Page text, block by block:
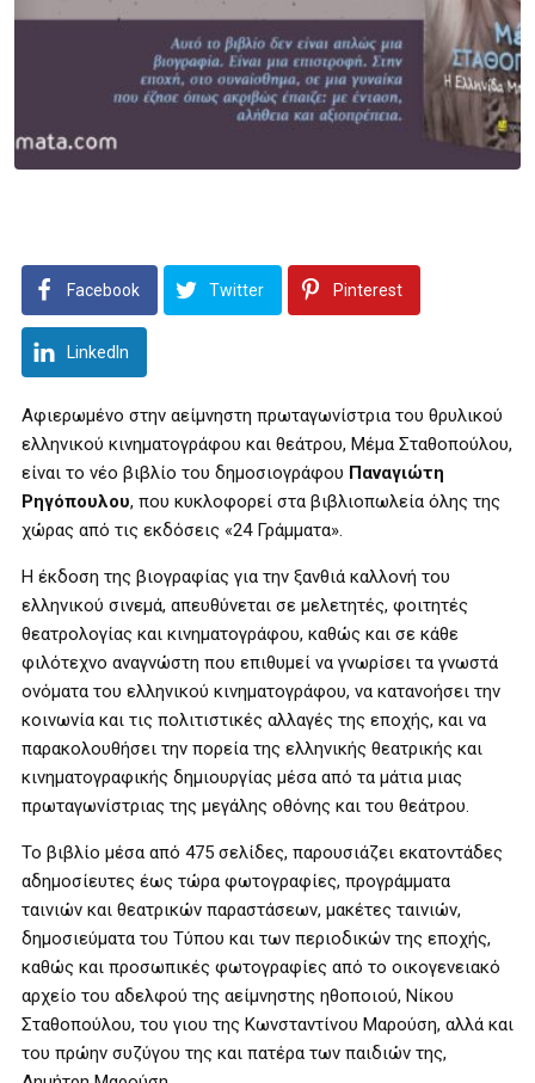
Facebook Twitter Pinterest
LinkedIn
Αφιερωμένο στην αείμνηστη πρωταγωνίστρια του θρυλικού
ελληνικού κινηματογράφου και θεάτρου, Μέμα Σταθοπούλου,
είναι το νέο βιβλίο του δημοσιογράφου Παναγιώτη
Ρηγόπουλου, που κυκλοφορεί στα βιβλιοπωλεία όλης της
χώρας από τις εκδόσεις «24 Γράμματα».
Η έκδοση της βιογραφίας για την ξανθιά καλλονή του
ελληνικού σινεμά, απευθύνεται σε μελετητές, φοιτητές
θεατρολογίας και κινηματογράφου, καθώς και σε κάθε
φιλότεχνο αναγνώστη που επιθυμεί να γνωρίσει τα γνωστά
ονόματα του ελληνικού κινηματογράφου, να κατανοήσει την
κοινωνία και τις πολιτιστικές αλλαγές της εποχής, και να
παρακολουθήσει την πορεία της ελληνικής θεατρικής και
κινηματογραφικής δημιουργίας μέσα από τα μάτια μιας
πρωταγωνίστριας της μεγάλης οθόνης και του θεάτρου.
Το βιβλίο μέσα από 475 σελίδες, παρουσιάζει εκατοντάδες
αδημοσίευτες έως τώρα φωτογραφίες, προγράμματα
ταινιών και θεατρικών παραστάσεων, μακέτες ταινιών,
δημοσιεύματα του Τύπου και των περιοδικών της εποχής,
καθώς και προσωπικές φωτογραφίες από το οικογενειακό
αρχείο του αδελφού της αείμνηστης ηθοποιού, Νίκου
Σταθοπούλου, του γιου της Κωνσταντίνου Μαρούση, αλλά και
του πρώην συζύγου της και πατέρα των παιδιών της,